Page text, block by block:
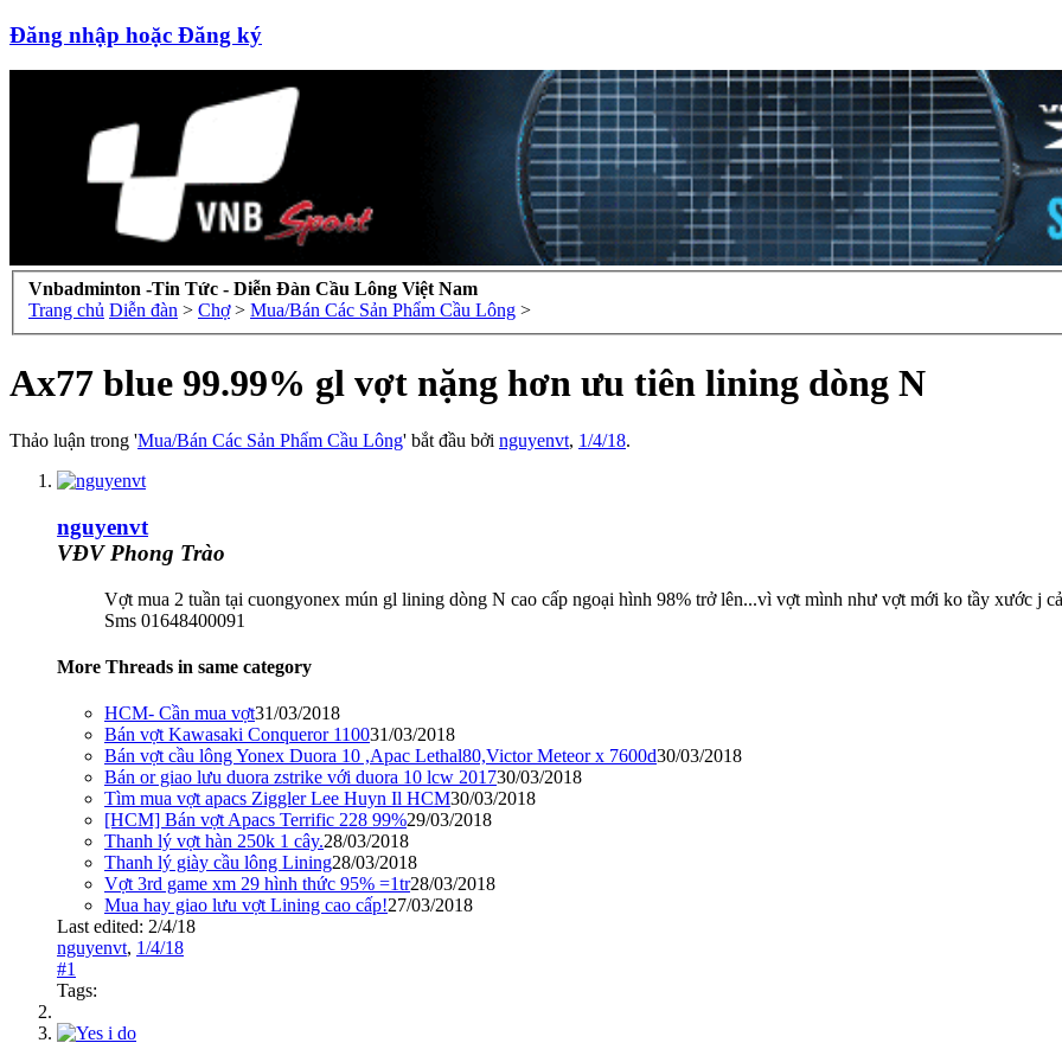
Đăng nhập hoặc Đăng ký
Vnbadminton -Tin Tức - Diễn Đàn Cầu Lông Việt Nam
Trang chủ Diễn đàn > Chợ > Mua/Bán Các Sản Phẩm Cầu Lông >
Ax77 blue 99.99% gl vợt nặng hơn ưu tiên lining dòng N
Thảo luận trong 'Mua/Bán Các Sản Phẩm Cầu Lông' bắt đầu bởi nguyenvt, 1/4/18.
nguyenvt
VĐV Phong Trào
Vợt mua 2 tuần tại cuongyonex mún gl lining dòng N cao cấp ngoại hình 98% trở lên...vì vợt mình như vợt mới ko tầy xước j
Sms 01648400091
More Threads in same category
HCM- Cần mua vợt31/03/2018
Bán vợt Kawasaki Conqueror 110031/03/2018
Bán vợt cầu lông Yonex Duora 10 ,Apac Lethal80,Victor Meteor x 7600d30/03/2018
Bán or giao lưu duora zstrike với duora 10 lcw 201730/03/2018
Tìm mua vợt apacs Ziggler Lee Huyn Il HCM30/03/2018
[HCM] Bán vợt Apacs Terrific 228 99%29/03/2018
Thanh lý vợt hàn 250k 1 cây.28/03/2018
Thanh lý giày cầu lông Lining28/03/2018
Vợt 3rd game xm 29 hình thức 95% =1tr28/03/2018
Mua hay giao lưu vợt Lining cao cấp!27/03/2018
Last edited: 2/4/18
nguyenvt, 1/4/18
#1
Tags: